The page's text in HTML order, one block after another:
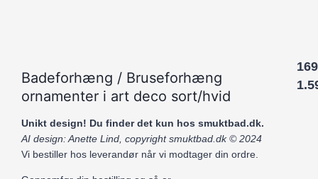
Badeforhæng / Bruseforhæng
ornamenter i art deco sort/hvid
Unikt design! Du finder det kun hos smuktbad.dk.
AI design: Anette Lind, copyright smuktbad.dk © 2024
Vi bestiller hos leverandør når vi modtager din ordre.